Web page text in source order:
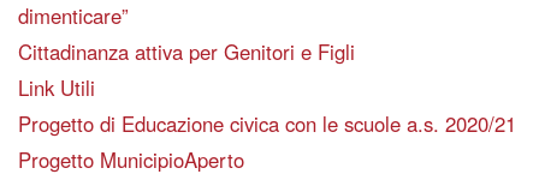
dimenticare”
Cittadinanza attiva per Genitori e Figli
Link Utili
Progetto di Educazione civica con le scuole a.s. 2020/21
Progetto MunicipioAperto